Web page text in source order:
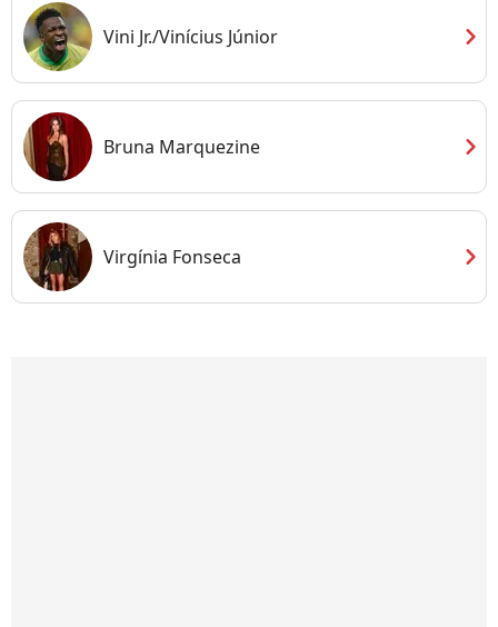
Vini Jr./Vinícius Júnior chevron_right
Bruna Marquezine chevron_right
Virgínia Fonseca chevron_right